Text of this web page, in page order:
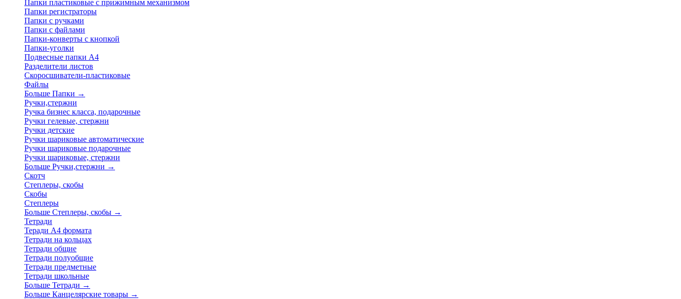
Папки пластиковые с прижимным механизмом
Папки регистраторы
Папки с ручками
Папки с файлами
Папки-конверты с кнопкой
Папки-уголки
Подвесные папки А4
Разделители листов
Скоросшиватели-пластиковые
Файлы
Больше Папки →
Ручки,стержни
Ручка бизнес класса, подарочные
Ручки гелевые, стержни
Ручки детские
Ручки шариковые автоматические
Ручки шариковые подарочные
Ручки шариковые, стержни
Больше Ручки,стержни →
Скотч
Степлеры, скобы
Скобы
Степлеры
Больше Степлеры, скобы →
Тетради
Теради А4 формата
Тетради на кольцах
Тетради общие
Тетради полуобщие
Тетради предметные
Тетради школьные
Больше Тетради →
Больше Канцелярские товары →